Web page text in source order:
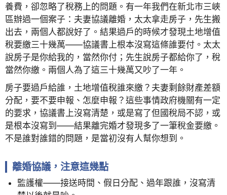
養費，卻忽略了稅務上的問題。有一年我們在新北市三峽
區辦過一個案子：夫妻協議離婚，太太拿走房子，先生搬
出去，兩個人都說好了。結果過戶的時候才發現土地增值
稅要繳三十幾萬——協議書上根本沒寫這條誰要付。太太
說房子是你給我的，當然你付；先生說房子都給你了，稅
當然你繳。兩個人為了這三十幾萬又吵了一年。
房子要過戶給誰，土地增值稅誰來繳？夫妻剩餘財產差額
分配，要不要申報、怎麼申報？這些事情政府機關有一定
的要求，協議書上沒寫清楚，或是寫了但國稅局不認，或
是根本沒寫到——結果離完婚才發現多了一筆稅金要繳。
不是誰對誰錯的問題，是當初沒有人幫你想到。
離婚協議，注意這幾點
監護權——接送時間、假日分配、過年跟誰，沒寫清